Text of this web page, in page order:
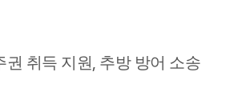
취득 지원, 추방 방어 소송